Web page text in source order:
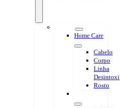
Home Care
Cabelo
Corpo
Linha
Desintoxi
Rosto